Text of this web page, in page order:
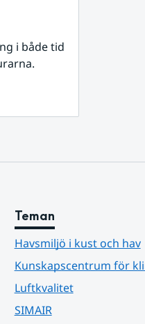
i både tid
Teman
Havsmiljö i kust och hav
Kunskapscentrum för
Luftkvalitet
SIMAIR